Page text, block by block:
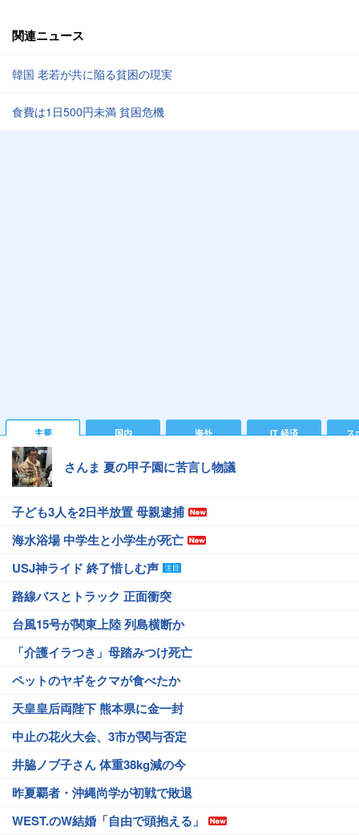
関連ニュース
韓国 老若が共に陥る貧困の現実
食費は1日500円未満 貧困危機
主要 国内 海外 IT 経済 ス
さんま 夏の甲子園に苦言し物議
子ども3人を2日半放置 母親逮捕
海水浴場 中学生と小学生が死亡
USJ神ライド 終了惜しむ声
路線バスとトラック 正面衝突
台風15号が関東上陸 列島横断か
「介護イラつき」母踏みつけ死亡
ペットのヤギをクマが食べたか
天皇皇后両陛下 熊本県に金一封
中止の花火大会、3市が関与否定
井脇ノブ子さん 体重38kg減の今
昨夏覇者・沖縄尚学が初戦で敗退
WEST.のW結婚「自由で頭抱える」